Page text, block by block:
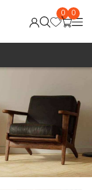
0 0